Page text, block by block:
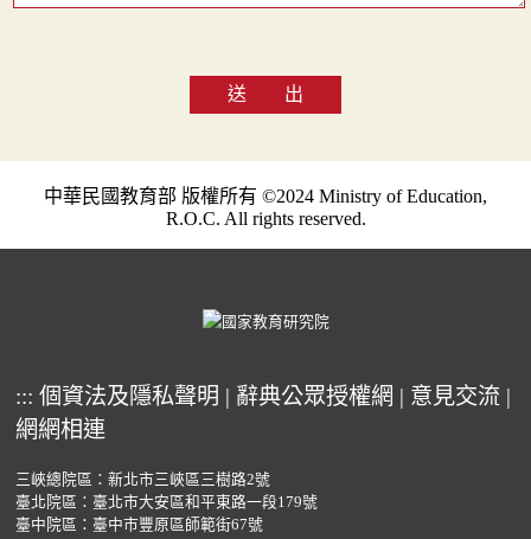
送 出
中華民國教育部 版權所有 ©2024 Ministry of Education,
R.O.C. All rights reserved.
::: 個資法及隱私聲明 | 辭典公眾授權網 | 意見交流 |
網網相連
三峽總院區：新北市三峽區三樹路2號
臺北院區：臺北市大安區和平東路一段179號
臺中院區：臺中市豐原區師範街67號